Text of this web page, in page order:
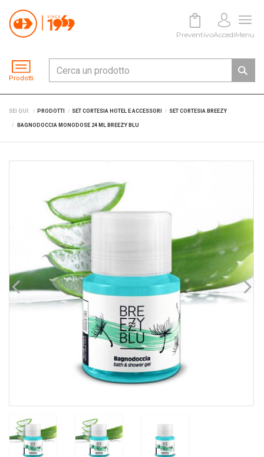
Prodotti
PreventivoAccediMenu
SEI QUI: PRODOTTI SET CORTESIA HOTEL E ACCESSORI SET CORTESIA BREEZY
BAGNODOCCIA MONODOSE 24 ML BREEZY BLU